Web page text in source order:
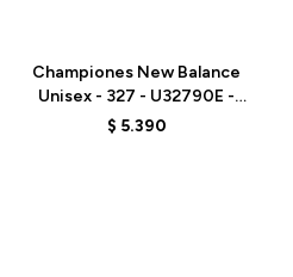
Championes New Balance
Unisex - 327 - U32790E -
BLUE
$ 5.390